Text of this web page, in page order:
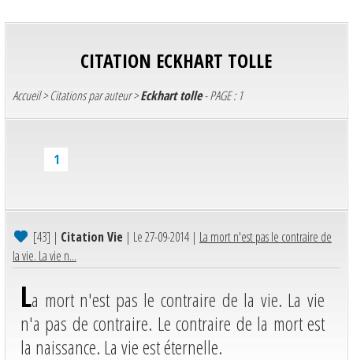
CITATION ECKHART TOLLE
Accueil>Citations par auteur>Eckhart tolle- PAGE : 1
1
[43] | Citation Vie | Le 27-09-2014 | La mort n'est pas le contraire de
la vie. La vie n...
La mort n'est pas le contraire de la vie. La vie
n'a pas de contraire. Le contraire de la mort est
la naissance. La vie est éternelle.